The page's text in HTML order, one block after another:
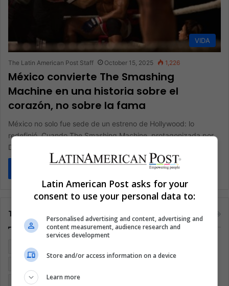
VIDA
The Latin American Post Staff October 15, 2025 1,226
México convierte The Smashing
Machine en una historia sobre el
corazón, no sobre la fama
México no solo fue sede de un estreno de Hollywood: lo
redefinió. Cuando The Smashing Machine, protagonizada por
Dwayne Johnson,…
Tags
Argentina
Coronavirus
Economía Entretenimiento
Latin American Post asks for your
consent to use your personal data to:
Personalised advertising and content, advertising and
content measurement, audience research and
services development
Store and/or access information on a device
Learn more